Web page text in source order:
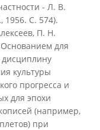
- Л. В.
1956. С. 574).
П. Н.
для
культуры
прогресса и
для эпохи
(например,
при